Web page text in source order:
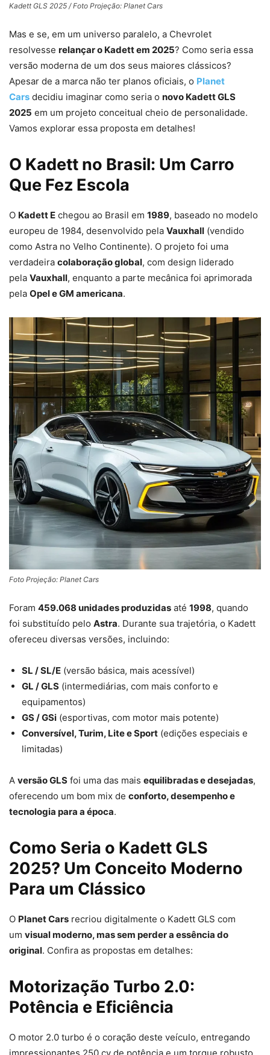
Kadett GLS 2025 / Foto Projeção: Planet Cars
Mas e se, em um universo paralelo, a Chevrolet
resolvesse relançar o Kadett em 2025? Como seria essa
versão moderna de um dos seus maiores clássicos?
Apesar de a marca não ter planos oficiais, o Planet
Cars decidiu imaginar como seria o novo Kadett GLS
2025 em um projeto conceitual cheio de personalidade.
Vamos explorar essa proposta em detalhes!
O Kadett no Brasil: Um Carro
Que Fez Escola
O Kadett E chegou ao Brasil em 1989, baseado no modelo
europeu de 1984, desenvolvido pela Vauxhall (vendido
como Astra no Velho Continente). O projeto foi uma
verdadeira colaboração global, com design liderado
pela Vauxhall, enquanto a parte mecânica foi aprimorada
pela Opel e GM americana.
Foto Projeção: Planet Cars
Foram 459.068 unidades produzidas até 1998, quando
foi substituído pelo Astra. Durante sua trajetória, o Kadett
ofereceu diversas versões, incluindo:
SL / SL/E (versão básica, mais acessível)
GL / GLS (intermediárias, com mais conforto e
equipamentos)
GS / GSi (esportivas, com motor mais potente)
Conversível, Turim, Lite e Sport (edições especiais e
limitadas)
A versão GLS foi uma das mais equilibradas e desejadas,
oferecendo um bom mix de conforto, desempenho e
tecnologia para a época.
Como Seria o Kadett GLS
2025? Um Conceito Moderno
Para um Clássico
O Planet Cars recriou digitalmente o Kadett GLS com
um visual moderno, mas sem perder a essência do
original. Confira as propostas em detalhes:
Motorização Turbo 2.0:
Potência e Eficiência
O motor 2.0 turbo é o coração deste veículo, entregando